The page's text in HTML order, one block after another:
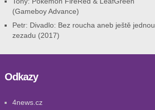
(Gameboy Advance)
Petr: Divadlo: Bez roucha aneb ještě jednou
zezadu (2017)
Odkazy
4news.cz